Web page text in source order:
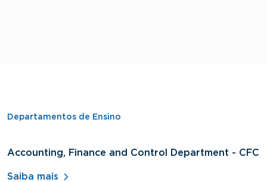
Departamentos de Ensino
Accounting, Finance and Control Department - CFC
Saiba mais